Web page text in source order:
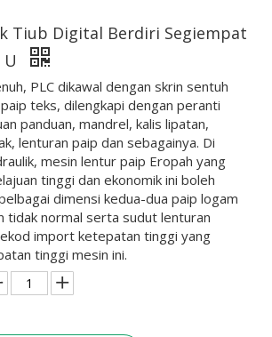
Tiub Digital Berdiri Segiempat
PLC dikawal dengan skrin sentuh
teks, dilengkapi dengan peranti
panduan, mandrel, kalis lipatan,
lenturan paip dan sebagainya. Di
mesin lentur paip Eropah yang
tinggi dan ekonomik ini boleh
dimensi kedua-dua paip logam
tidak normal serta sudut lenturan
import ketepatan tinggi yang
tinggi mesin ini.